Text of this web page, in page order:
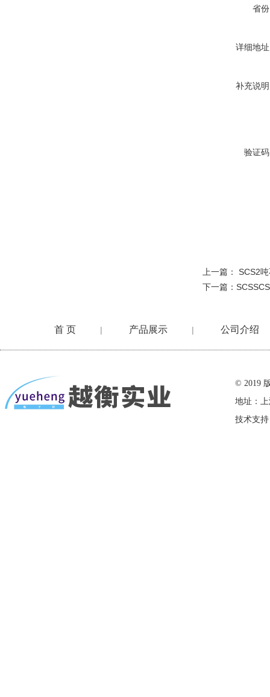
省
详细地
补充说
验证
上一篇： SCS2
下一篇：
首 页 | 产品展示 | 公司介绍
© 2019
地址：
技术支